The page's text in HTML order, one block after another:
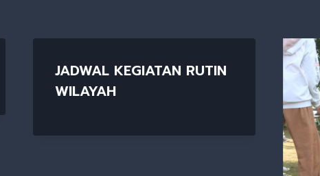
JADWAL KEGIATAN RUTIN
WILAYAH